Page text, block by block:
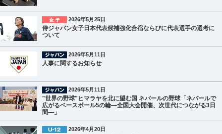
2026年5月25日
侍ジャパン女子日本代表候補強化合宿ならびに代表選手の選考に
ついて
2026年5月11日
人事に関するお知らせ
2026年5月11日
"世界の野球"ヒマラヤを北に望む国 ネパールの野球「ネパールで
広がるベースボール5の輪―全国大会開催、次世代につながる3日
間―」
2026年4月20日